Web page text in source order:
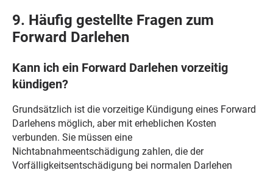
9. Häufig gestellte Fragen zum
Forward Darlehen
Kann ich ein Forward Darlehen vorzeitig
kündigen?
Grundsätzlich ist die vorzeitige Kündigung eines Forward
Darlehens möglich, aber mit erheblichen Kosten
verbunden. Sie müssen eine
Nichtabnahmeentschädigung zahlen, die der
Vorfälligkeitsentschädigung bei normalen Darlehen